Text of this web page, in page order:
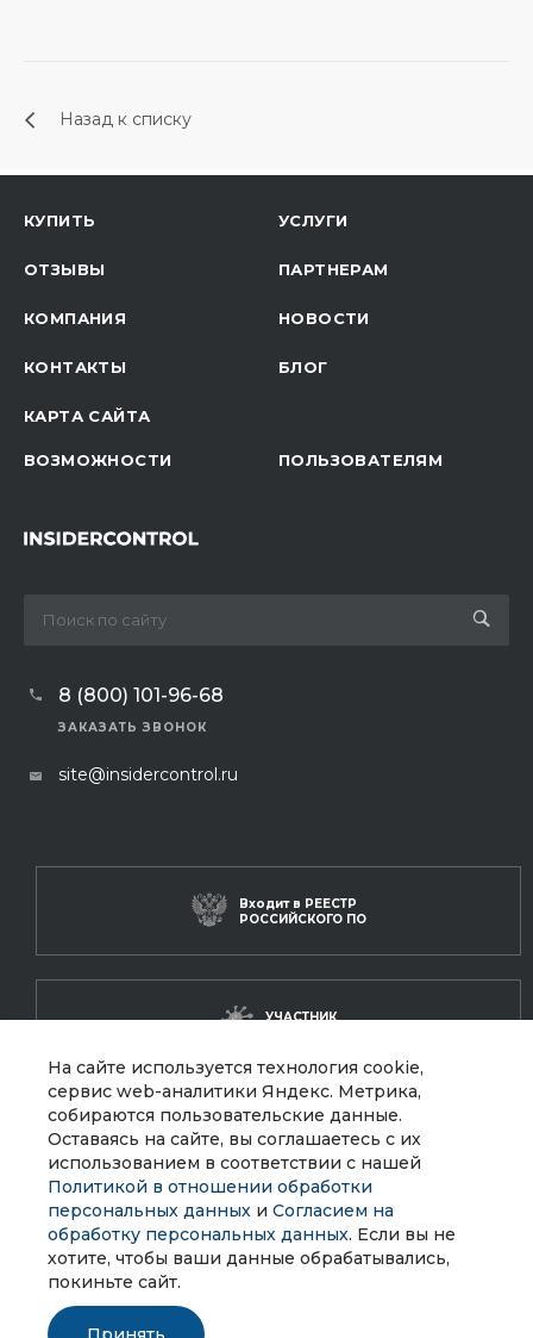
Назад к списку
КУПИТЬ УСЛУГИ
ОТЗЫВЫ ПАРТНЕРАМ
КОМПАНИЯ НОВОСТИ
КОНТАКТЫ БЛОГ
КАРТА САЙТА
ВОЗМОЖНОСТИ ПОЛЬЗОВАТЕЛЯМ
8 (800) 101-96-68
ЗАКАЗАТЬ ЗВОНОК
site@insidercontrol.ru
Входит в РЕЕСТР
РОССИЙСКОГО ПО
УЧАСТНИК
ЛУЧШИЙ ПРОЕКТ
в сфере ИБ
Политика конфиденциальности
На сайте используется технология cookie,
сервис web-аналитики Яндекс. Метрика,
собираются пользовательские данные.
Оставаясь на сайте, вы соглашаетесь с их
использованием в соответствии с нашей
Политикой в отношении обработки
персональных данных и Согласием на
обработку персональных данных. Если вы не
хотите, чтобы ваши данные обрабатывались,
покиньте сайт.